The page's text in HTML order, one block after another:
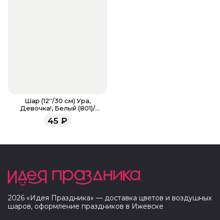
Шар (12''/30 см) Ура,
Девочка!, Белый (801)/
45 ₽
2026 «Идея Праздника» — доставка цветов и воздушных
шаров, оформление праздников в Ижевске